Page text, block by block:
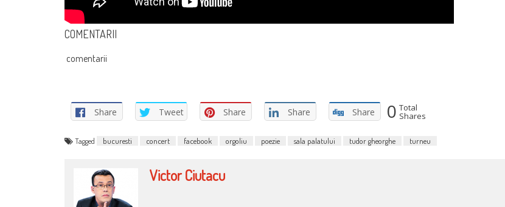
COMENTARII
comentarii
Share Tweet Share Share Share 0 Total
Shares
Tagged bucuresti concert facebook orgoliu poezie sala palatului tudor gheorghe turneu
Victor Ciutacu